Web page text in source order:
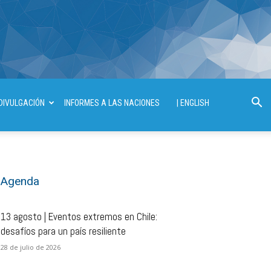
DIVULGACIÓN INFORMES A LAS NACIONES | ENGLISH
Agenda
13 agosto | Eventos extremos en Chile:
desafíos para un país resiliente
28 de julio de 2026